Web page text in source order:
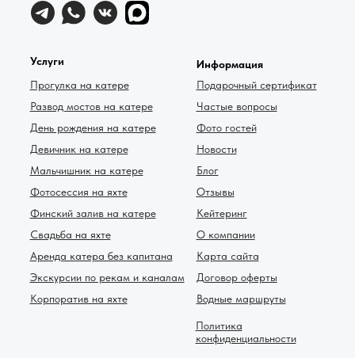
Услуги
Прогулка на катере
Развод мостов на катере
День рождения на катере
Девичник на катере
Мальчишник на катере
Фотосессия на яхте
Финский залив на катере
Свадьба на яхте
Аренда катера без капитана
Экскурсии по рекам и каналам
Корпоратив на яхте
Политика
конфиденциальности
Договор оферты
Водные маршруты
Блог
Информация
Подарочный сертификат
Частые вопросы
Фото гостей
Новости
Отзывы
Кейтеринг
О компании
Карта сайта